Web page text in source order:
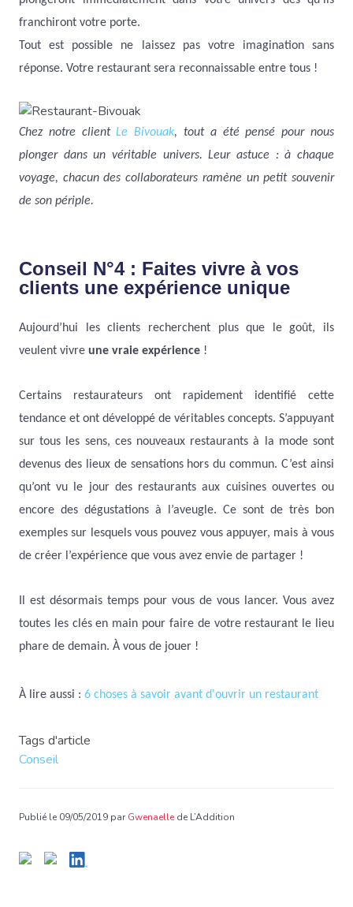
franchiront votre porte.
Tout est possible ne laissez pas votre imagination sans
réponse. Votre restaurant sera reconnaissable entre tous !
Chez notre clientLe Bivouak, tout a été pensé pour nous
plonger dans un véritable univers. Leur astuce : à chaque
voyage, chacun des collaborateurs ramène un petit souvenir
de son périple.
Conseil N°4 : Faites vivre à vos
clients une expérience unique
Aujourd’hui les clients recherchent plus que le goût, ils
veulent vivre une vraie expérience !
Certains restaurateurs ont rapidement identifié cette
tendance et ont développé de véritables concepts. S’appuyant
sur tous les sens, ces nouveaux restaurants à la mode sont
devenus des lieux de sensations hors du commun. C’est ainsi
qu’ont vu le jour des restaurants aux cuisines ouvertes ou
encore des dégustations à l’aveugle. Ce sont de très bon
exemples sur lesquels vous pouvez vous appuyer, mais à vous
de créer l’expérience que vous avez envie de partager !
Il est désormais temps pour vous de vous lancer. Vous avez
toutes les clés en main pour faire de votre restaurant le lieu
phare de demain. À vous de jouer !
À lire aussi : 6 choses à savoir avant d'ouvrir un restaurant
Tags d'article
Conseil
Publié le 09/05/2019 parGwenaelle de L’Addition